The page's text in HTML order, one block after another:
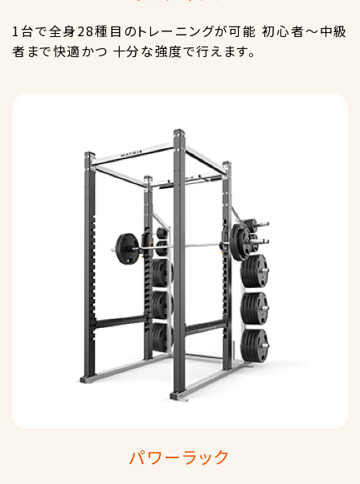
1台で全身28種目のトレーニングが可能 初心者～中級
者まで快適かつ 十分な強度で行えます。
パワーラック